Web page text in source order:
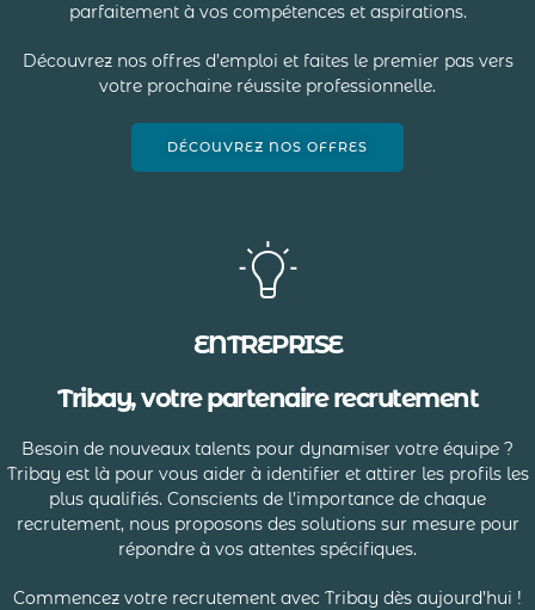
parfaitement à vos compétences et aspirations.
Découvrez nos offres d’emploi et faites le premier pas vers
votre prochaine réussite professionnelle.
DÉCOUVREZ NOS OFFRES
ENTREPRISE
Tribay, votre partenaire recrutement
Besoin de nouveaux talents pour dynamiser votre équipe ?
Tribay est là pour vous aider à identifier et attirer les profils les
plus qualifiés. Conscients de l’importance de chaque
recrutement, nous proposons des solutions sur mesure pour
répondre à vos attentes spécifiques.
Commencez votre recrutement avec Tribay dès aujourd’hui !